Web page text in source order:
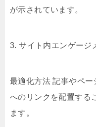
が示されています。
3. サイト内エンゲージ
最適化方法 記事やペ
へのリンクを配置する
ます。